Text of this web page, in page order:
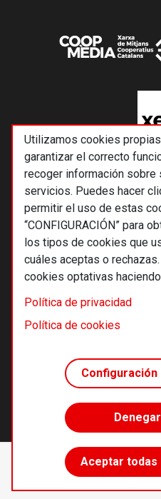
Utilizamos cookies
garantizar el correcto
recoger información sobre
servicios. Puedes hacer
permitir el uso de estas
“CONFIGURACIÓN” para
los tipos de cookies que
cuáles aceptas o
cookies optativas haciendo
Política de privacidad
Política de cookies
Configuración
Aceptar todas
Accede sin límites
desde 55 €/año
© 2026 Alternativas
Footer
Términos y
Política
Principios